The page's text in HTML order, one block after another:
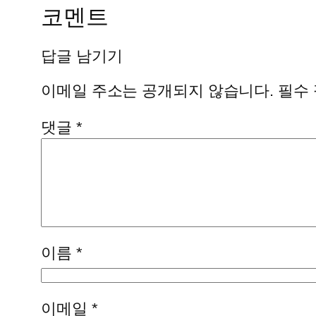
코멘트
답글 남기기
이메일 주소는 공개되지 않습니다. 필수
댓글 *
이름 *
이메일 *